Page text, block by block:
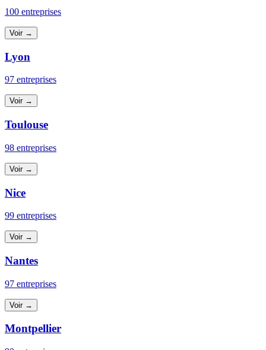
100 entreprises
Voir →
Lyon
97 entreprises
Voir →
Toulouse
98 entreprises
Voir →
Nice
99 entreprises
Voir →
Nantes
97 entreprises
Voir →
Montpellier